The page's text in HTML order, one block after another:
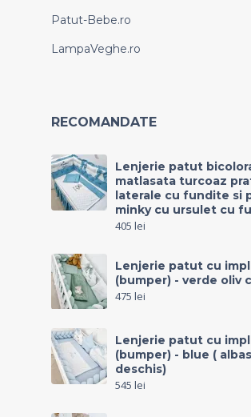
Patut-Bebe.ro
LampaVeghe.ro
RECOMANDATE
Lenjerie patut
matlasata turcoaz
laterale cu fundite si
minky cu ursulet cu
405 lei
Lenjerie patut cu
(bumper) - verde oliv
475 lei
Lenjerie patut cu
(bumper) - blue (
deschis)
545 lei